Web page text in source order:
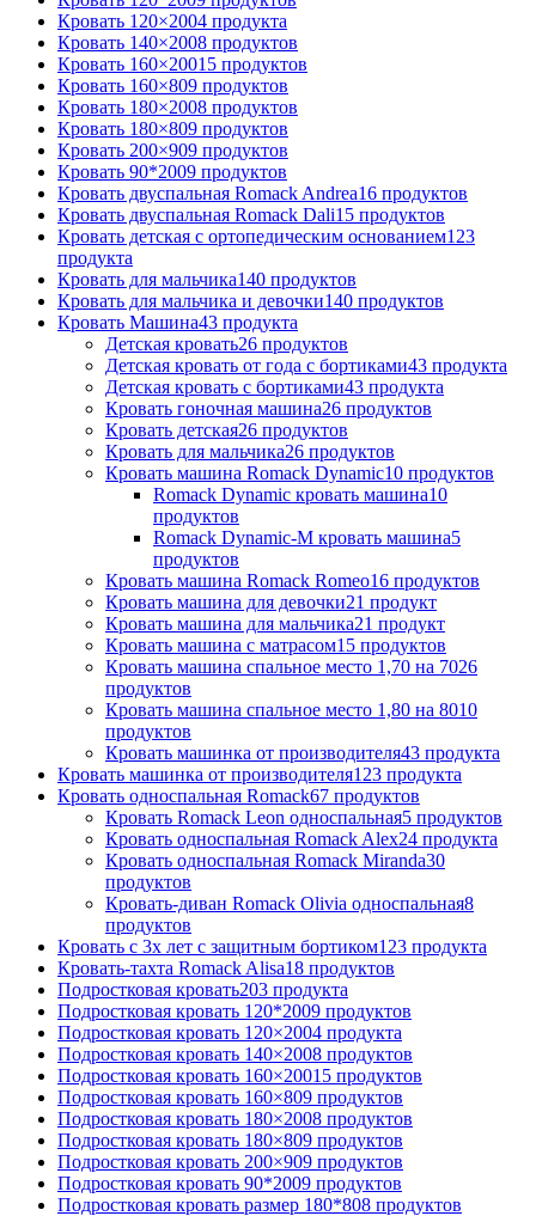
Кровать 120×2004 продукта
Кровать 140×2008 продуктов
Кровать 160×20015 продуктов
Кровать 160×809 продуктов
Кровать 180×2008 продуктов
Кровать 180×809 продуктов
Кровать 200×909 продуктов
Кровать 90*2009 продуктов
Кровать двуспальная Romack Andrea16 продуктов
Кровать двуспальная Romack Dali15 продуктов
Кровать детская с ортопедическим основанием123
продукта
Кровать для мальчика140 продуктов
Кровать для мальчика и девочки140 продуктов
Кровать Машина43 продукта
Детская кровать26 продуктов
Детская кровать от года с бортиками43 продукта
Детская кровать с бортиками43 продукта
Кровать гоночная машина26 продуктов
Кровать детская26 продуктов
Кровать для мальчика26 продуктов
Кровать машина Romack Dynamic10 продуктов
Romack Dynamic кровать машина10
продуктов
Romack Dynamic-M кровать машина5
продуктов
Кровать машина Romack Romeo16 продуктов
Кровать машина для девочки21 продукт
Кровать машина для мальчика21 продукт
Кровать машина с матрасом15 продуктов
Кровать машина спальное место 1,70 на 7026
продуктов
Кровать машина спальное место 1,80 на 8010
продуктов
Кровать машинка от производителя43 продукта
Кровать машинка от производителя123 продукта
Кровать односпальная Romack67 продуктов
Кровать Romack Leon односпальная5 продуктов
Кровать односпальная Romack Alex24 продукта
Кровать односпальная Romack Miranda30
продуктов
Кровать-диван Romack Olivia односпальная8
продуктов
Кровать с 3х лет с защитным бортиком123 продукта
Кровать-тахта Romack Alisa18 продуктов
Подростковая кровать203 продукта
Подростковая кровать 120*2009 продуктов
Подростковая кровать 120×2004 продукта
Подростковая кровать 140×2008 продуктов
Подростковая кровать 160×20015 продуктов
Подростковая кровать 160×809 продуктов
Подростковая кровать 180×2008 продуктов
Подростковая кровать 180×809 продуктов
Подростковая кровать 200×909 продуктов
Подростковая кровать 90*2009 продуктов
Подростковая кровать размер 180*808 продуктов